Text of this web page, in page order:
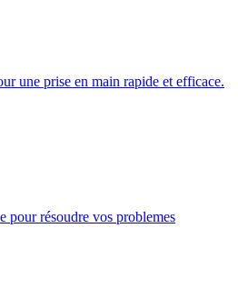
une prise en main rapide et efficace.
pour résoudre vos problemes